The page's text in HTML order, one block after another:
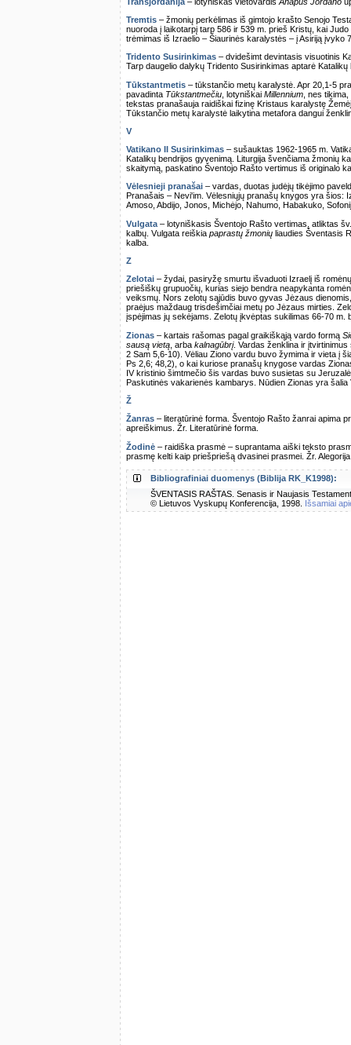
Tremtis – žmonių perkėlimas iš gimtojo krašto Senojo
nuoroda į laikotarpį tarp 586 ir 539 m. prieš Kristų, kai
trėmimas iš Izraelio – Šiaurinės karalystės – į Asiriją įvyko
Tridento Susirinkimas – dvidešimt devintasis visuotinis
Tarp daugelio dalykų Tridento Susirinkimas aptarė
Tūkstantmetis – tūkstančio metų karalystė. Apr 20,1-5
pavadinta Tūkstantmečiu , lotyniškai Millennium , nes
tekstas pranašauja raidiškai fizinę Kristaus karalystę
Tūkstančio metų karalystė laikytina metafora dangui
V
Vatikano II Susirinkimas – sušauktas 1962-1965 m.
Katalikų bendrijos gyvenimą. Liturgija švenčiama žmonių
skaitymą, paskatino Šventojo Rašto vertimus iš originalo
Vėlesnieji pranašai – vardas, duotas judėjų tikėjimo
Pranašais – Nevi'im. Vėlesniųjų pranašų knygos yra šios:
Amoso, Abdijo, Jonos, Michėjo, Nahumo, Habakuko,
Vulgata – lotyniškasis Šventojo Rašto vertimas, atliktas
kalbų. Vulgata reiškia paprastų žmonių liaudies Šventasis
kalba.
Z
Zelotai – žydai, pasiryžę smurtu išvaduoti Izraelį iš
priešiškų grupuočių, kurias siejo bendra neapykanta
veiksmų. Nors zelotų sąjūdis buvo gyvas Jėzaus
praėjus maždaug trisdešimčiai metų po Jėzaus mirties.
įspėjimas jų sekėjams. Zelotų įkvėptas sukilimas 66-70
Zionas – kartais rašomas pagal graikiškąją vardo formą
sausą vietą , arba kalnagūbrį. Vardas ženklina ir
2 Sam 5,6-10). Vėliau Ziono vardu buvo žymima ir vieta į
Ps 2,6; 48,2), o kai kuriose pranašų knygose vardas
IV kristinio šimtmečio šis vardas buvo susietas su
Paskutinės vakarienės kambarys. Nūdien Zionas yra
Ž
Žanras – literatūrinė forma. Šventojo Rašto žanrai apima
apreiškimus. Žr. Literatūrinė forma.
Žodinė – raidiška prasmė – suprantama aiški teksto
prasmę kelti kaip priešpriešą dvasinei prasmei. Žr.
Bibliografiniai duomenys (Biblija RK_K1998):
ŠVENTASIS RAŠTAS. Senasis ir Naujasis
© Lietuvos Vyskupų Konferencija, 1998. Išsamiai